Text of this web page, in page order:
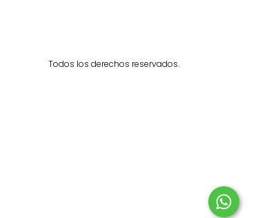
Todos los derechos reservados.